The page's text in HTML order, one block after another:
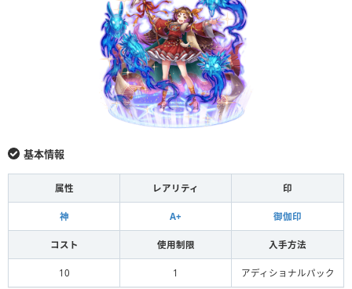
基本情報
属性 レアリティ 印
神 A+ 御伽印
コスト 使用制限 入手方法
10 1 アディショナルパック